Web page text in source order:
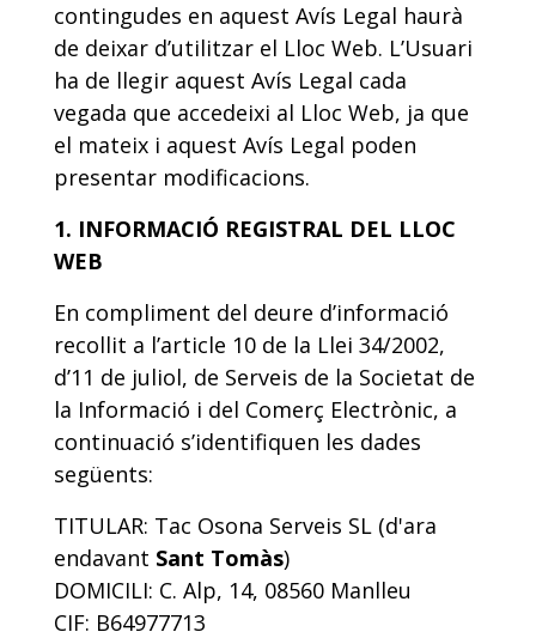
contingudes en aquest Avís Legal haurà
de deixar d’utilitzar el Lloc Web. L’Usuari
ha de llegir aquest Avís Legal cada
vegada que accedeixi al Lloc Web, ja que
el mateix i aquest Avís Legal poden
presentar modificacions.
1. INFORMACIÓ REGISTRAL DEL LLOC
WEB
En compliment del deure d’informació
recollit a l’article 10 de la Llei 34/2002,
d’11 de juliol, de Serveis de la Societat de
la Informació i del Comerç Electrònic, a
continuació s’identifiquen les dades
següents:
TITULAR: Tac Osona Serveis SL (d'ara
endavant Sant Tomàs)
DOMICILI: C. Alp, 14, 08560 Manlleu
CIF: B64977713